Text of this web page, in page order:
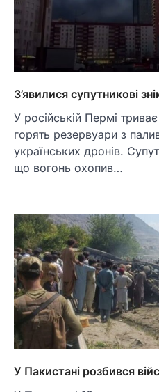
З’явилися супутникові
У російській Пермі
горять резервуари з
українських дронів.
що вогонь охопив…
У Пакистані розбився